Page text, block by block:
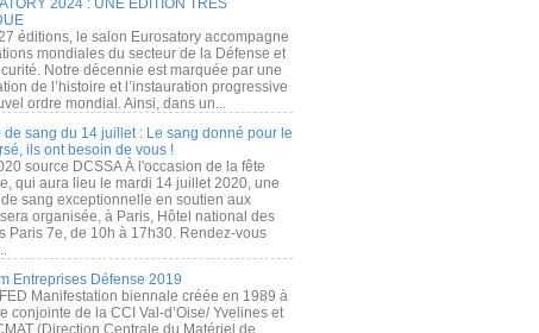
2024 : UNE ÉDITION TRÈS
éditions, le salon Eurosatory accompagne
mondiales du secteur de la Défense et
Notre décennie est marquée par une
de l’histoire et l’instauration progressive
ordre mondial. Ainsi, dans un...
de sang du 14 juillet : Le sang donné pour le
ils ont besoin de vous !
source DCSSA À l'occasion de la fête
qui aura lieu le mardi 14 juillet 2020, une
sang exceptionnelle en soutien aux
organisée, à Paris, Hôtel national des
Paris 7e, de 10h à 17h30. Rendez-vous
Entreprises Défense 2019
Manifestation biennale créée en 1989 à
conjointe de la CCI Val-d’Oise/ Yvelines et
(Direction Centrale du Matériel de